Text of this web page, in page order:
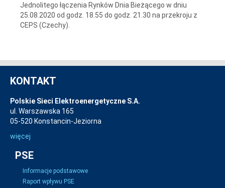
Jednolitego łączenia Rynków Dnia Bieżącego w dniu
25.08.2020 od godz. 18.55 do godz. 21.30 na przekroju z
CEPS (Czechy).
KONTAKT
Polskie Sieci Elektroenergetyczne S.A.
ul. Warszawska 165
05-520 Konstancin-Jeziorna
więcej
PSE
Informacje podstawowe
Raport wpływu PSE